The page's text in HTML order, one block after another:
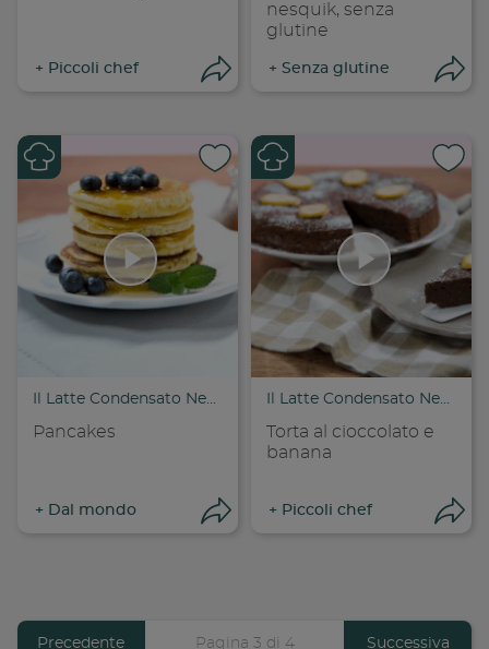
+ Piccoli chef
Condividi su
Copia link
nesquik, senza
glutine
+ Senza glutine
Il Latte Condensato Nestlé
Pancakes
+ Dal mondo
Il Latte Condensato Nestlé
Torta al cioccolato e
banana
+ Piccoli chef
Previous
Precedente Pagina 3 di 4 Pagina
Successiva